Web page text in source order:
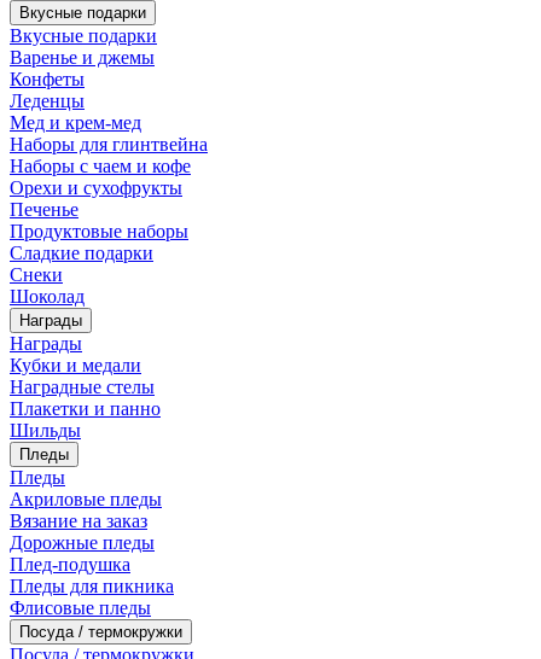
Вкусные подарки
Вкусные подарки
Варенье и джемы
Конфеты
Леденцы
Мед и крем-мед
Наборы для глинтвейна
Наборы с чаем и кофе
Орехи и сухофрукты
Печенье
Продуктовые наборы
Сладкие подарки
Снеки
Шоколад
Награды
Награды
Кубки и медали
Наградные стелы
Плакетки и панно
Шильды
Пледы
Пледы
Акриловые пледы
Вязание на заказ
Дорожные пледы
Плед-подушка
Пледы для пикника
Флисовые пледы
Посуда / термокружки
Посуда / термокружки